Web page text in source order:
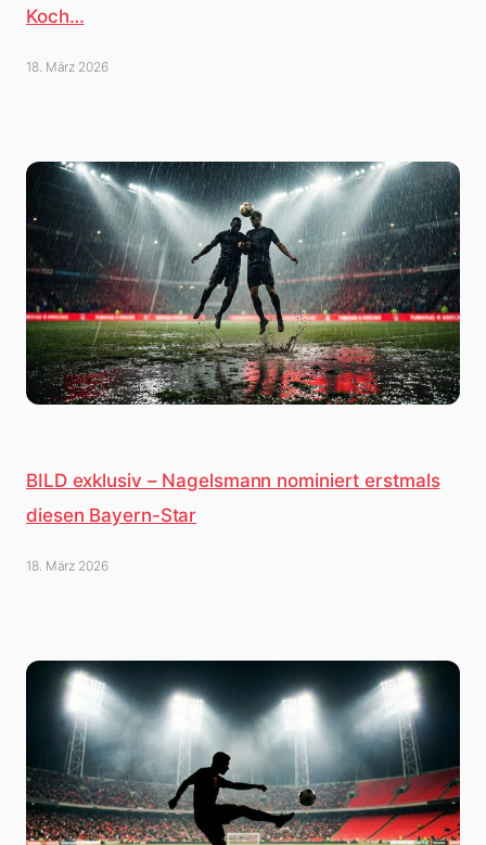
Koch…
18. März 2026
BILD exklusiv – Nagelsmann nominiert erstmals
diesen Bayern-Star
18. März 2026